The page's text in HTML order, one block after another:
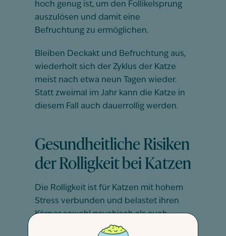
hoch genug ist, um den Follikelsprung
auszulösen und damit eine
Befruchtung zu ermöglichen.
Bleiben Deckakt und Befruchtung aus,
wiederholt sich der Zyklus der Katze
meist nach etwa neun Tagen wieder.
Statt zweimal im Jahr kann die Katze in
diesem Fall auch dauerrollig werden.
Gesundheitliche Risiken
der Rolligkeit bei Katzen
Die Rolligkeit ist für Katzen mit hohem
Stress verbunden und belastet ihren
Körper sowohl psychisch als auch
körperlich sehr stark. Oftmals